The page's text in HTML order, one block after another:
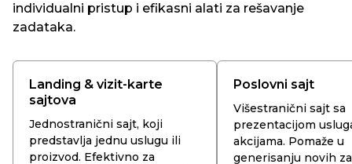
individualni pristup i efikasni alati za rešavanje
zadataka.
Landing & vizit-karte
sajtova
Jednostranični sajt, koji
predstavlja jednu uslugu ili
proizvod. Efektivno za
Poslovni sajt
Višestranični sajt sa
prezentacijom
akcijama. Pomaže u
generisanju novih